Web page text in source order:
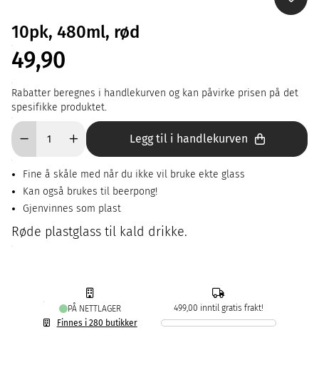
10pk, 480ml, rød
49,90
Rabatter beregnes i handlekurven og kan påvirke prisen på det
spesifikke produktet.
Legg til i handlekurven
Fine å skåle med når du ikke vil bruke ekte glass
Kan også brukes til beerpong!
Gjenvinnes som plast
Røde plastglass til kald drikke.
PÅ NETTLAGER
Finnes i 280 butikker
499,00 inntil gratis frakt!